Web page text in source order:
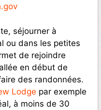
séjourner à
ou dans les petites
de rejoindre
en début de
des randonnées.
Lodge par exemple
à moins de 30